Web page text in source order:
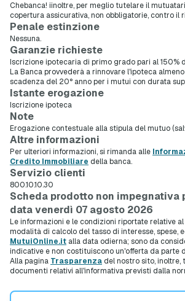
Chebanca! iinoltre, per meglio tutelare il
copertura assicurativa, non obbligatorie, contro il
Penale estinzione
Nessuna.
Garanzie richieste
Iscrizione ipotecaria di primo grado pari al 150%
La Banca provvederà a rinnovare l'ipoteca
scadenza del 20° anno per i mutui con durata
Istante erogazione
Iscrizione ipoteca
Note
Erogazione contestuale alla stipula del mutuo
Altre informazioni
Per ulteriori informazioni, si rimanda alle
Credito Immobiliare della banca.
Servizio clienti
800.10.10.30
Scheda prodotto non impegnativa
data venerdì 07 agosto 2026
Le informazioni e le condizioni riportate relative
modalità di calcolo del tasso di interesse, spese,
MutuiOnline.it alla data odierna; sono da
indicative e non costituiscono un'offerta da parte
Alla pagina Trasparenza del nostro sito, inoltre,
documenti relativi all'informativa previsti dalla